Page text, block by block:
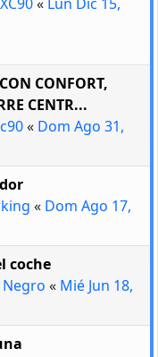
CONFORT,
CENTR...
« Dom Ago 31,
« Dom Ago 17,
coche
Negro « Mié Jun 18,